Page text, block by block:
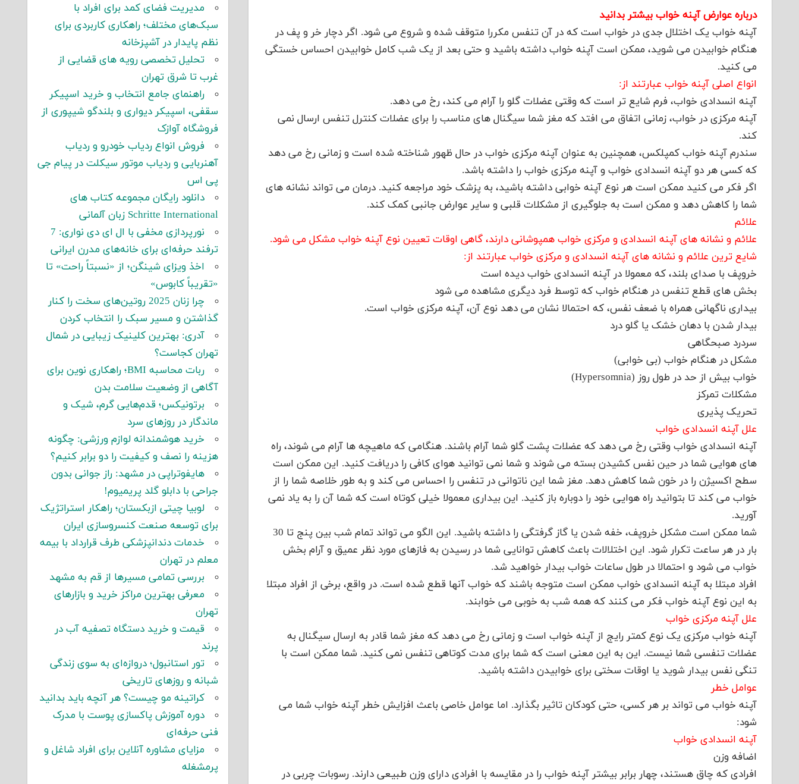
درباره عوارض آپنه خواب بیشتر بدانید
آپنه خواب یک اختلال جدی در خواب است که در آن تنفس مکررا متوقف شده و شروع می شود. اگر دچار خر و پف در
هنگام خوابیدن می شوید، ممکن است آپنه خواب داشته باشید و حتی بعد از یک شب کامل خوابیدن احساس خستگی
می کنید.
انواع اصلی آپنه خواب عبارتند از:
آپنه انسدادی خواب، فرم شایع تر است که وقتی عضلات گلو را آرام می کند، رخ می دهد.
آپنه مرکزی در خواب، زمانی اتفاق می افتد که مغز شما سیگنال های مناسب را برای عضلات کنترل تنفس ارسال نمی
کند.
سندرم آپنه خواب کمپلکس، همچنین به عنوان آپنه مرکزی خواب در حال ظهور شناخته شده است و زمانی رخ می دهد
که کسی هر دو آپنه انسدادی خواب و آپنه مرکزی خواب را داشته باشد.
اگر فکر می کنید ممکن است هر نوع آپنه خوابی داشته باشید، به پزشک خود مراجعه کنید. درمان می تواند نشانه های
شما را کاهش دهد و ممکن است به جلوگیری از مشکلات قلبی و سایر عوارض جانبی کمک کند.
علائم
علائم و نشانه های آپنه انسدادی و مرکزی خواب همپوشانی دارند، گاهی اوقات تعیین نوع آپنه خواب مشکل می شود.
شایع ترین علائم و نشانه های آپنه انسدادی و مرکزی خواب عبارتند از:
خروپف با صدای بلند، که معمولا در آپنه انسدادی خواب دیده است
بخش های قطع تنفس در هنگام خواب که توسط فرد دیگری مشاهده می شود
بیداری ناگهانی همراه با ضعف نفس، که احتمالا نشان می دهد نوع آن، آپنه مرکزی خواب است.
بیدار شدن با دهان خشک یا گلو درد
سردرد صبحگاهی
مشکل در هنگام خواب (بی خوابی)
خواب بیش از حد در طول روز (Hypersomnia)
مشکلات تمرکز
تحریک پذیری
علل آپنه انسدادی خواب
آپنه انسدادی خواب وقتی رخ می دهد که عضلات پشت گلو شما آرام باشند. هنگامی که ماهیچه ها آرام می شوند، راه
های هوایی شما در حین نفس کشیدن بسته می شوند و شما نمی توانید هوای کافی را دریافت کنید. این ممکن است
سطح اکسیژن را در خون شما کاهش دهد. مغز شما این ناتوانی در تنفس را احساس می کند و به طور خلاصه شما را از
خواب می کند تا بتوانید راه هوایی خود را دوباره باز کنید. این بیداری معمولا خیلی کوتاه است که شما آن را به یاد نمی
آورید.
شما ممکن است مشکل خروپف، خفه شدن یا گاز گرفتگی را داشته باشید. این الگو می تواند تمام شب بین پنج تا 30
بار در هر ساعت تکرار شود. این اختلالات باعث کاهش توانایی شما در رسیدن به فازهای مورد نظر عمیق و آرام بخش
خواب می شود و احتمالا در طول ساعات خواب بیدار خواهید شد.
افراد مبتلا به آپنه انسدادی خواب ممکن است متوجه باشند که خواب آنها قطع شده است. در واقع، برخی از افراد مبتلا
به این نوع آپنه خواب فکر می کنند که همه شب به خوبی می خوابند.
علل آپنه مرکزی خواب
آپنه خواب مرکزی یک نوع کمتر رایج از آپنه خواب است و زمانی رخ می دهد که مغز شما قادر به ارسال سیگنال به
عضلات تنفسی شما نیست. این به این معنی است که شما برای مدت کوتاهی تنفس نمی کنید. شما ممکن است با
تنگی نفس بیدار شوید یا اوقات سختی برای خوابیدن داشته باشید.
عوامل خطر
آپنه خواب می تواند بر هر کسی، حتی کودکان تاثیر بگذارد. اما عوامل خاصی باعث افزایش خطر آپنه خواب شما می
شود:
آپنه انسدادی خواب
اضافه وزن
افرادی که چاق هستند، چهار برابر بیشتر آپنه خواب را در مقایسه با افرادی دارای وزن طبیعی دارند. رسوبات چربی در
مدیریت فضای کمد برای افراد با
سبک‌های مختلف؛ راهکاری کاربردی برای
نظم پایدار در آشپزخانه
تحلیل تخصصی رویه های قضایی از
غرب تا شرق تهران
راهنمای جامع انتخاب و خرید اسپیکر
سقفی، اسپیکر دیواری و بلندگو شیپوری از
فروشگاه آوازک
فروش انواع ردیاب خودرو و ردیاب
آهنربایی و ردیاب موتور سیکلت در پیام جی
پی اس
دانلود رایگان مجموعه کتاب های
Schritte International زبان آلمانی
نورپردازی مخفی با ال ای دی نواری: 7
ترفند حرفه‌ای برای خانه‌های مدرن ایرانی
اخذ ویزای شینگن؛ از «نسبتاً راحت» تا
«تقریباً کابوس»
چرا زنان 2025 روتین‌های سخت را کنار
گذاشتن و مسیر سبک را انتخاب کردن
آدری: بهترین کلینیک زیبایی در شمال
تهران کجاست؟
ربات محاسبه BMI؛ راهکاری نوین برای
آگاهی از وضعیت سلامت بدن
برتونیکس؛ قدم‌هایی گرم، شیک و
ماندگار در روزهای سرد
خرید هوشمندانه لوازم ورزشی: چگونه
هزینه را نصف و کیفیت را دو برابر کنیم؟
هایفوتراپی در مشهد: راز جوانی بدون
جراحی با دابلو گلد پریمیوم!
لوبیا چیتی ازبکستان؛ راهکار استراتژیک
برای توسعه صنعت کنسروسازی ایران
خدمات دندانپزشکی طرف قرارداد با بیمه
معلم در تهران
بررسی تمامی مسیرها از قم به مشهد
معرفی بهترین مراکز خرید و بازارهای
تهران
قیمت و خرید دستگاه تصفیه آب در
پرند
تور استانبول؛ دروازه‌ای به سوی زندگی
شبانه و روزهای تاریخی
کراتینه مو چیست؟ هر آنچه باید بدانید
دوره آموزش پاکسازی پوست با مدرک
فنی حرفه‌ای
مزایای مشاوره آنلاین برای افراد شاغل و
پرمشغله